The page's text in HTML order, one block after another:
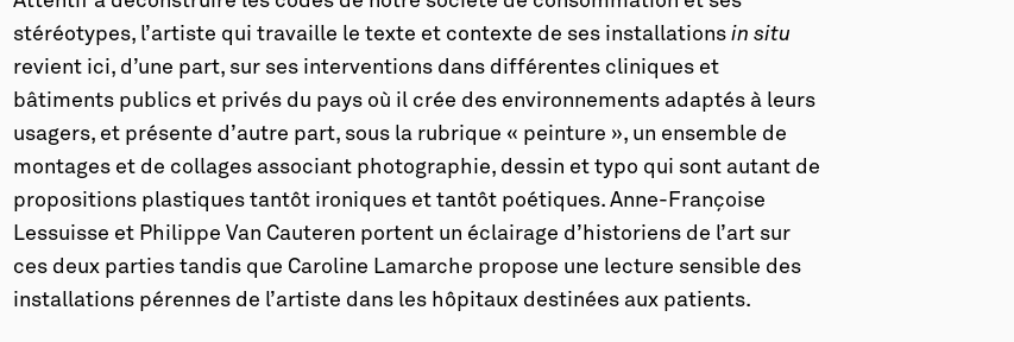
stéréotypes, l’artiste qui travaille le texte et contexte de ses installationsin situ
revient ici, d’une part, sur ses interventions dans différentes cliniques et
bâtiments publics et privés du pays où il crée des environnements adaptés à leurs
usagers, et présente d’autre part, sous la rubrique « peinture », un ensemble de
montages et de collages associant photographie, dessin et typo qui sont autant de
propositions plastiques tantôt ironiques et tantôt poétiques. Anne-Françoise
Lessuisse et Philippe Van Cauteren portent un éclairage d’historiens de l’art sur
ces deux parties tandis que Caroline Lamarche propose une lecture sensible des
installations pérennes de l’artiste dans les hôpitaux destinées aux patients.